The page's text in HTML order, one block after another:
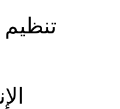
تنظيم